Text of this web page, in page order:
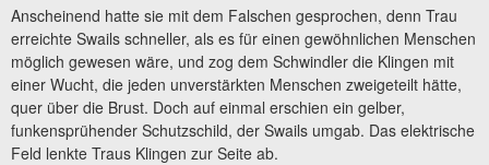
Anscheinend hatte sie mit dem Falschen gesprochen, denn Trau
erreichte Swails schneller, als es für einen gewöhnlichen Menschen
möglich gewesen wäre, und zog dem Schwindler die Klingen mit
einer Wucht, die jeden unverstärkten Menschen zweigeteilt hätte,
quer über die Brust. Doch auf einmal erschien ein gelber,
funkensprühender Schutzschild, der Swails umgab. Das elektrische
Feld lenkte Traus Klingen zur Seite ab.